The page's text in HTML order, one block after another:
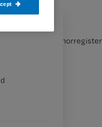
dat ze in het Donorregister